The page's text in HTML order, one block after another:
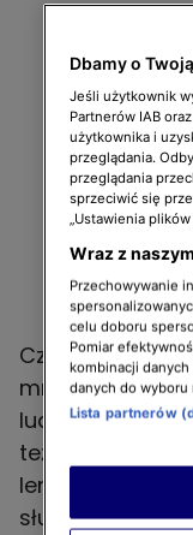
Czy wiecie, że
mruczeć i mają
ludzie? Nasi
też, czy lwy
leniuchami
służy im bujna
Dbamy o
Jeśli użytkownik
Partnerów IAB oraz
użytkownika i
przeglądania.
przeglądania
sprzeciwić się
„Ustawienia
Wraz z
Przechowywanie
celu doboru
Pomiar
kombinacji danych
danych do wyboru
Lista partnerów